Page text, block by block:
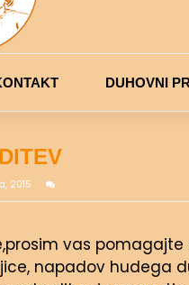
DUHOVNI
2015
vas pomagajte
napadov hudega